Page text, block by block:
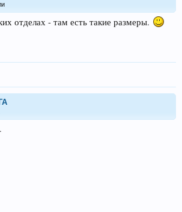
отделах - там есть такие размеры.